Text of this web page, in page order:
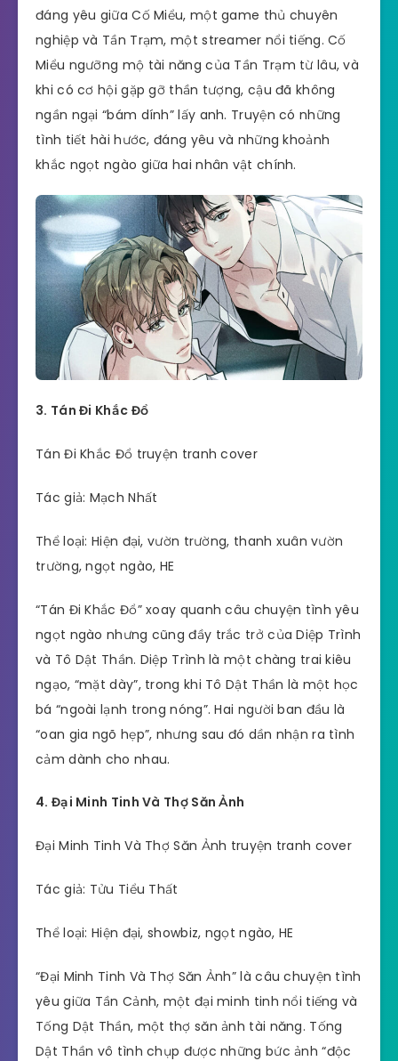
đáng yêu giữa Cố Miểu, một game thủ chuyên
nghiệp và Tần Trạm, một streamer nổi tiếng. Cố
Miểu ngưỡng mộ tài năng của Tần Trạm từ lâu, và
khi có cơ hội gặp gỡ thần tượng, cậu đã không
ngần ngại “bám dính” lấy anh. Truyện có những
tình tiết hài hước, đáng yêu và những khoảnh
khắc ngọt ngào giữa hai nhân vật chính.
3. Tán Đi Khắc Đổ
Tán Đi Khắc Đổ truyện tranh cover
Tác giả: Mạch Nhất
Thể loại: Hiện đại, vườn trường, thanh xuân vườn
trường, ngọt ngào, HE
“Tán Đi Khắc Đổ” xoay quanh câu chuyện tình yêu
ngọt ngào nhưng cũng đầy trắc trở của Diệp Trình
và Tô Dật Thần. Diệp Trình là một chàng trai kiêu
ngạo, “mặt dày”, trong khi Tô Dật Thần là một học
bá “ngoài lạnh trong nóng”. Hai người ban đầu là
“oan gia ngõ hẹp”, nhưng sau đó dần nhận ra tình
cảm dành cho nhau.
4. Đại Minh Tinh Và Thợ Săn Ảnh
Đại Minh Tinh Và Thợ Săn Ảnh truyện tranh cover
Tác giả: Tửu Tiểu Thất
Thể loại: Hiện đại, showbiz, ngọt ngào, HE
“Đại Minh Tinh Và Thợ Săn Ảnh” là câu chuyện tình
yêu giữa Tần Cảnh, một đại minh tinh nổi tiếng và
Tống Dật Thần, một thợ săn ảnh tài năng. Tống
Dật Thần vô tình chụp được những bức ảnh “độc